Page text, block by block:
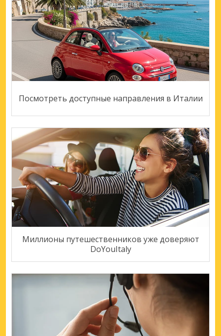
Посмотреть доступные направления в Италии
Миллионы путешественников уже доверяют
DoYouItaly